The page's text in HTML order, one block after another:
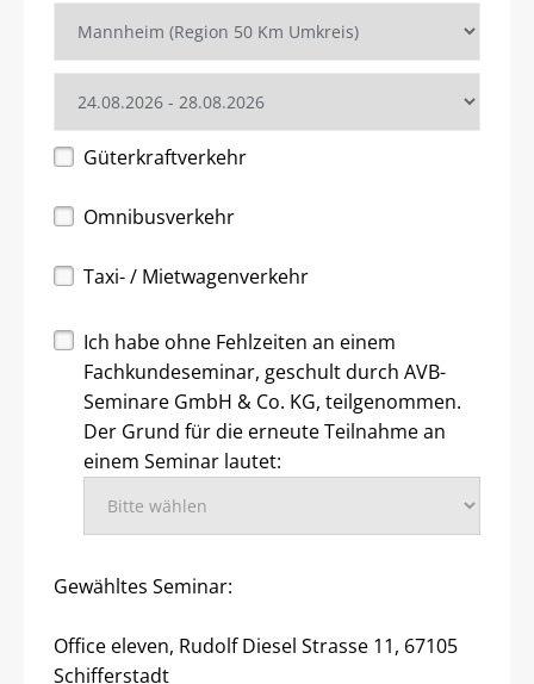
Güterkraftverkehr
Omnibusverkehr
Taxi- / Mietwagenverkehr
Ich habe ohne Fehlzeiten an einem
Fachkundeseminar, geschult durch AVB-
Seminare GmbH & Co. KG, teilgenommen.
Der Grund für die erneute Teilnahme an
einem Seminar lautet:
Gewähltes Seminar:
Office eleven, Rudolf Diesel Strasse 11, 67105
Schifferstadt